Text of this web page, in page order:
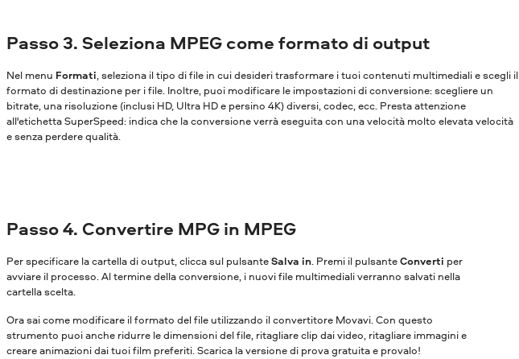
Passo 3. Seleziona MPEG come formato di output
Nel menu Formati, seleziona il tipo di file in cui desideri trasformare i tuoi contenuti multimediali e scegli il
formato di destinazione per i file. Inoltre, puoi modificare le impostazioni di conversione: scegliere un
bitrate, una risoluzione (inclusi HD, Ultra HD e persino 4K) diversi, codec, ecc. Presta attenzione
all'etichetta SuperSpeed: indica che la conversione verrà eseguita con una velocità molto elevata velocità
e senza perdere qualità.
Passo 4. Convertire MPG in MPEG
Per specificare la cartella di output, clicca sul pulsanteSalva in. Premi il pulsanteConverti per
avviare il processo. Al termine della conversione, i nuovi file multimediali verranno salvati nella
cartella scelta.
Ora sai come modificare il formato del file utilizzando il convertitore Movavi. Con questo
strumento puoi anche ridurre le dimensioni del file, ritagliare clip dai video, ritagliare immagini e
creare animazioni dai tuoi film preferiti. Scarica la versione di prova gratuita e provalo!